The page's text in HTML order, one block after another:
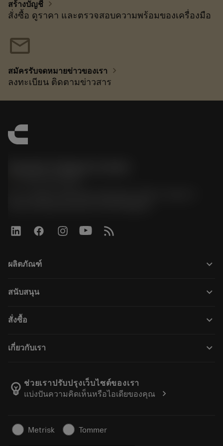
สร้างบัญชี chevron_right
สั่งซื้อ ดูราคา และตรวจสอบความพร้อมของเครื่องมือ
mail
สมัครรับจดหมายข่าวของเรา chevron_right
ลงทะเบียน ติดตามข่าวสาร
ผลิตภัณฑ์ keyboard_arrow_down
Todos os softwares
Reciclagem
Tailor Made
สนับสนุน keyboard_arrow_down
Distribuidores e especialistas
Guias e tutoriais
สั่งซื้อ keyboard_arrow_down
Pedido
Rastreie seu pedido
Faça uma cotação
เกี่ยวกับเรา keyboard_arrow_down
Manufacturing Wellness
Carreira
Artigos
Para a prensa
emoji_objects ช่วยเราปรับปรุงเว็บไซต์ของเรา
แบ่งปันความคิดเห็นหรือไอเดียของคุณ
chevron_right
Metrisk Tommer